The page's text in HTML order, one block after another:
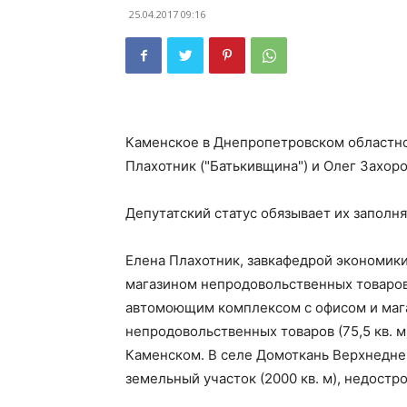
25.04.2017 09:16
Каменское в Днепропетровском
Плахотник ("Батькивщина") и Олег
Депутатский статус обязывает их
Елена Плахотник, завкафедрой
магазином непродовольственных
автомоющим комплексом с офисом и
непродовольственных товаров (75,5 кв.
Каменском. В селе Домоткань
земельный участок (2000 кв. м),